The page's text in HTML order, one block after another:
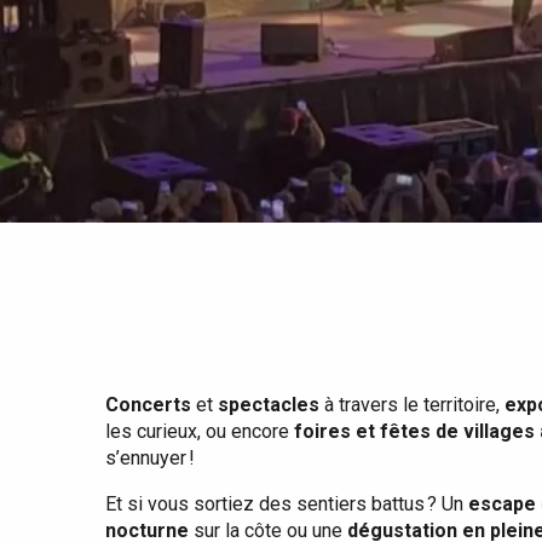
Tout l'agenda
Eté
Quand il pleut
Avec les enfants
Entre amis
Lieux branchés
Meilleurs brunch
Restaurants avec vue
Séjours en bord de
mer
Séjours en train
Séjours à vélo
Concerts et spectacles à travers le territoire,
les curieux, ou encore foires et fêtes de villages
s’ennuyer !
Et si vous sortiez des sentiers battus ? Un escape
nocturne sur la côte ou une dégustation en